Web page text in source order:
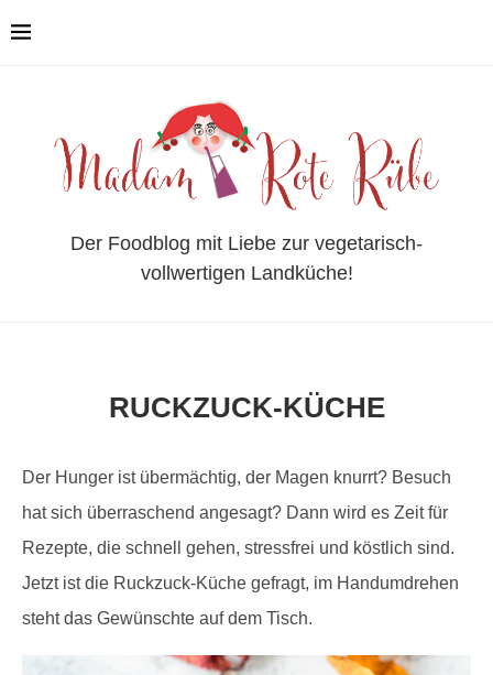
Der Foodblog mit Liebe zur vegetarisch-
vollwertigen Landküche!
RUCKZUCK-KÜCHE
Der Hunger ist übermächtig, der Magen knurrt? Besuch
hat sich überraschend angesagt? Dann wird es Zeit für
Rezepte, die schnell gehen, stressfrei und köstlich sind.
Jetzt ist die Ruckzuck-Küche gefragt, im Handumdrehen
steht das Gewünschte auf dem Tisch.